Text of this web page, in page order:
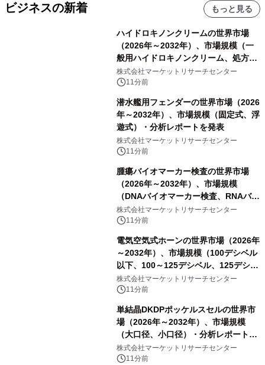
ビジネスの新着 もっと見る
ハイドロキノンクリームの世界市場
（2026年～2032年）、市場規模（一
般用ハイドロキノンクリーム、処方用
ハイドロキノンクリーム）・分析レポ
ートを発表
株式会社マーケットリサーチセンター
11分前
潜水艦用フェンダーの世界市場（2026
年～2032年）、市場規模（固定式、浮
遊式）・分析レポートを発表
株式会社マーケットリサーチセンター
11分前
腫瘍バイオマーカー検査の世界市場
（2026年～2032年）、市場規模
（DNAバイオマーカー検査、RNAバイ
オマーカー検査、タンパク質バイオマ
ーカー検査、細胞ベースのバイオマー
査）・分析レポートを発表
株式会社マーケットリサーチセンター
11分前
電気空気式ホーンの世界市場（2026年
～2032年）、市場規模（100デシベル
以下、100～125デシベル、125デシベ
ル以上）・分析レポートを発表
株式会社マーケットリサーチセンター
11分前
単結晶DKDPポッケルスセルの世界市
場（2026年～2032年）、市場規模
（大口径、小口径）・分析レポートを
発表
株式会社マーケットリサーチセンター
11分前